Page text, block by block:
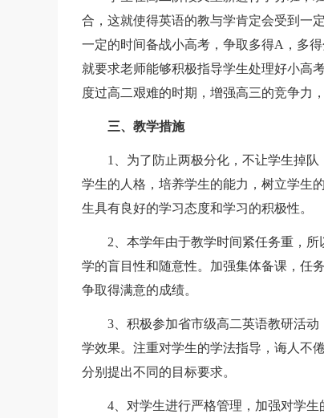
合，这就使得英语的教与学肯定会受到一
一定的时间备战小高考，争取多得A，多
就要求老师能够积极指导学生处理好小高
度过高二艰难的时期，增强高三的竞争力
三、教学措施
1、为了防止两极分化，不让学生掉队
学生的人格，培养学生的能力，树立学生
生具有良好的学习态度和学习的积极性。
2、本学年由于教学时间紧任务重，所
学的盲目性和随意性。加强集体备课，任
争取得满意的成绩。
3、积极参加省市级高二英语教研活动
学效果。注重对学生的学法指导，诲人不
分别提出不同的目标要求。
4、对学生进行严格管理，加强对学生